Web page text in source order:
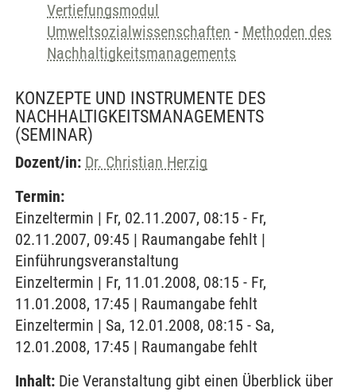
Vertiefungsmodul
Umweltsozialwissenschaften - Methoden des
Nachhaltigkeitsmanagements
KONZEPTE UND INSTRUMENTE DES
NACHHALTIGKEITSMANAGEMENTS
(SEMINAR)
Dozent/in: Dr. Christian Herzig
Termin:
Einzeltermin | Fr, 02.11.2007, 08:15 - Fr,
02.11.2007, 09:45 | Raumangabe fehlt |
Einführungsveranstaltung
Einzeltermin | Fr, 11.01.2008, 08:15 - Fr,
11.01.2008, 17:45 | Raumangabe fehlt
Einzeltermin | Sa, 12.01.2008, 08:15 - Sa,
12.01.2008, 17:45 | Raumangabe fehlt
Inhalt: Die Veranstaltung gibt einen Überblick über